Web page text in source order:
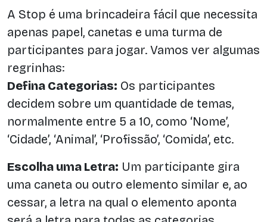
A Stop é uma brincadeira fácil que necessita
apenas papel, canetas e uma turma de
participantes para jogar. Vamos ver algumas
regrinhas:
Defina Categorias: Os participantes
decidem sobre um quantidade de temas,
normalmente entre 5 a 10, como ‘Nome’,
‘Cidade’, ‘Animal’, ‘Profissão’, ‘Comida’, etc.
Escolha uma Letra: Um participante gira
uma caneta ou outro elemento similar e, ao
cessar, a letra na qual o elemento aponta